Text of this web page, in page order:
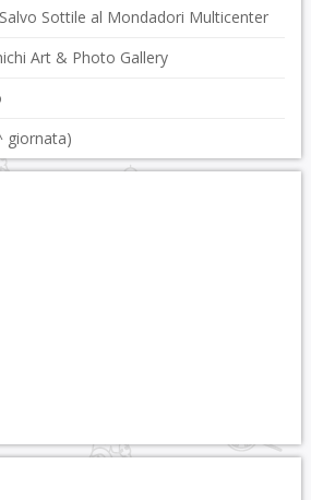
Salvo Sottile al Mondadori Multicenter
Art & Photo Gallery
giornata)